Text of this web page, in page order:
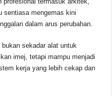
sentiasa mengemas kini
dalam arus perubahan.
sekadar alat untuk
imej, tetapi mampu menjadi
kerja yang lebih cekap dan